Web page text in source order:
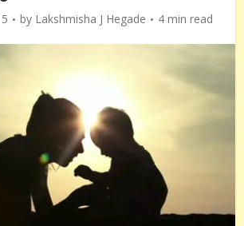
by Lakshmisha J Hegade 4 min read